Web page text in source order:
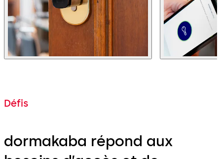
Défis
dormakaba répond aux